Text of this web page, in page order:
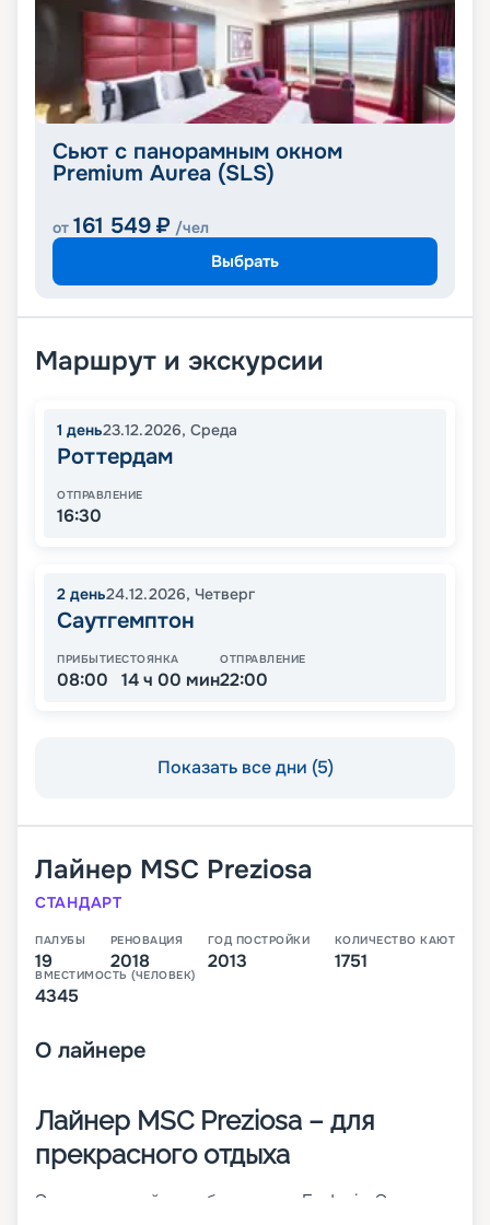
Сьют с панорамным окном
Premium Aurea (SLS)
от 161 549 ₽ /чел
Выбрать
Маршрут и экскурсии
1 день23.12.2026, Среда
Роттердам
ОТПРАВЛЕНИЕ
16:30
2 день24.12.2026, Четверг
Саутгемптон
ПРИБЫТИЕ
08:00
СТОЯНКА
14 ч 00 мин
ОТПРАВЛЕНИЕ
22:00
Показать все дни (5)
Лайнер MSC Preziosa
СТАНДАРТ
ПАЛУБЫ
19
РЕНОВАЦИЯ
2018
ГОД ПОСТРОЙКИ
2013
КОЛИЧЕСТВО КАЮТ
1751
ВМЕСТИМОСТЬ (ЧЕЛОВЕК)
4345
О лайнере
Лайнер MSC Preziosa – для
прекрасного отдыха
Это четвертый корабль класса Fantasia. Это